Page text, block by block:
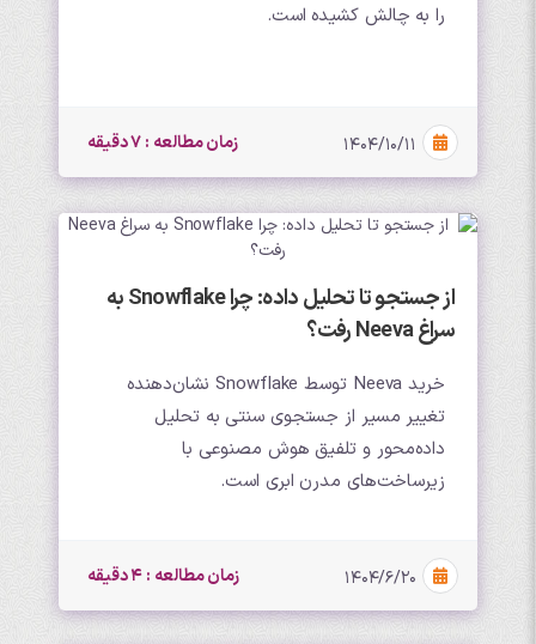
را به چالش کشیده است.
۱۴۰۴/۱۰/۱۱ زمان مطالعه : 7 دقیقه
از جستجو تا تحلیل داده: چرا Snowflake به
سراغ Neeva رفت؟
خرید Neeva توسط Snowflake نشان‌دهنده
تغییر مسیر از جستجوی سنتی به تحلیل
داده‌محور و تلفیق هوش مصنوعی با
زیرساخت‌های مدرن ابری است.
۱۴۰۴/۶/۲۰ زمان مطالعه : 4 دقیقه